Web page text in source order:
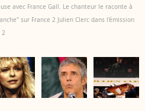
avec France Gall. Le chanteur le raconte à
sur France 2 Julien Clerc dans l'émission
2